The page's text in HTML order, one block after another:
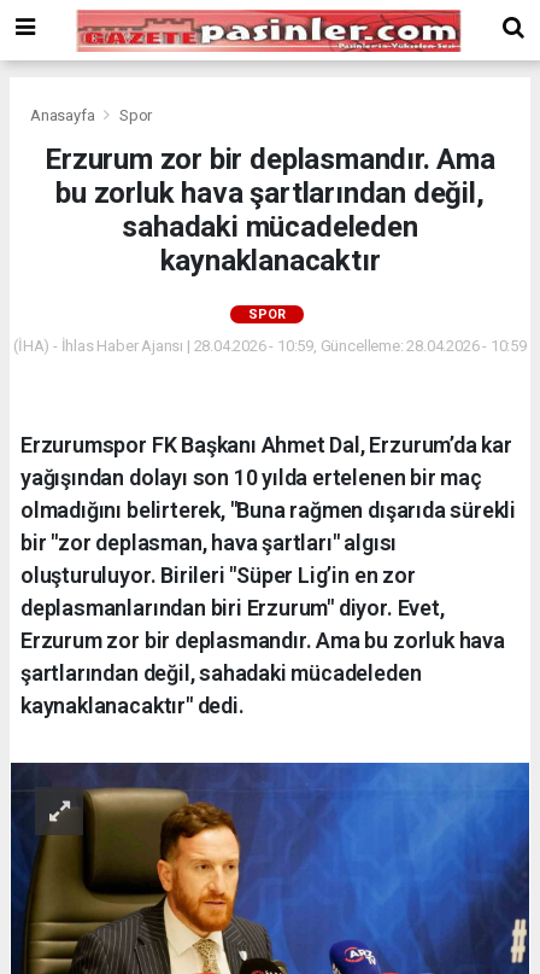
Bonusu
Veren
deneme
Bonus
Anasayfa Spor
Erzurum zor bir deplasmandır. Ama
bu zorluk hava şartlarından değil,
sahadaki mücadeleden
kaynaklanacaktır
SPOR
(İHA) - İhlas Haber Ajansı | 28.04.2026 - 10:59, Güncelleme: 28.04.2026 - 10:59
Erzurumspor FK Başkanı Ahmet Dal, Erzurum’da kar
yağışından dolayı son 10 yılda ertelenen bir maç
olmadığını belirterek, "Buna rağmen dışarıda sürekli
bir "zor deplasman, hava şartları" algısı
oluşturuluyor. Birileri "Süper Lig’in en zor
deplasmanlarından biri Erzurum" diyor. Evet,
Erzurum zor bir deplasmandır. Ama bu zorluk hava
şartlarından değil, sahadaki mücadeleden
kaynaklanacaktır" dedi.